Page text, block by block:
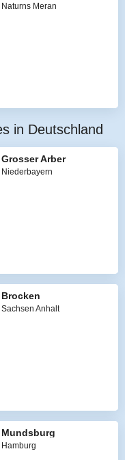
Naturns Meran
in Deutschland
Grosser Arber
Niederbayern
Brocken
Sachsen Anhalt
Mundsburg
Hamburg